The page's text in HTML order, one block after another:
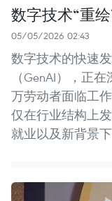
数字技术“重
05/05/2026 02:43
数字技术的快速
（GenAI），正
万劳动者面临工
仅在行业结构上
就业以及新背景